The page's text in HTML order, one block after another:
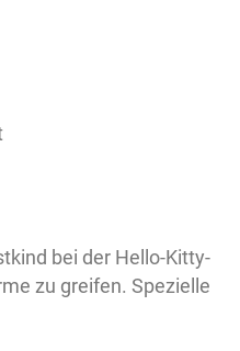
bei der Hello-Kitty-
zu greifen. Spezielle